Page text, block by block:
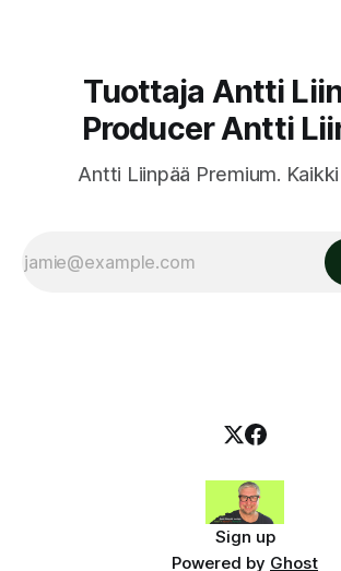
Tuottaja Antti
Producer Antti
Antti Liinpää Premium.
Sign up
Powered by Ghost